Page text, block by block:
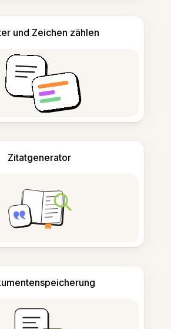
und Zeichen zählen
Zitatgenerator